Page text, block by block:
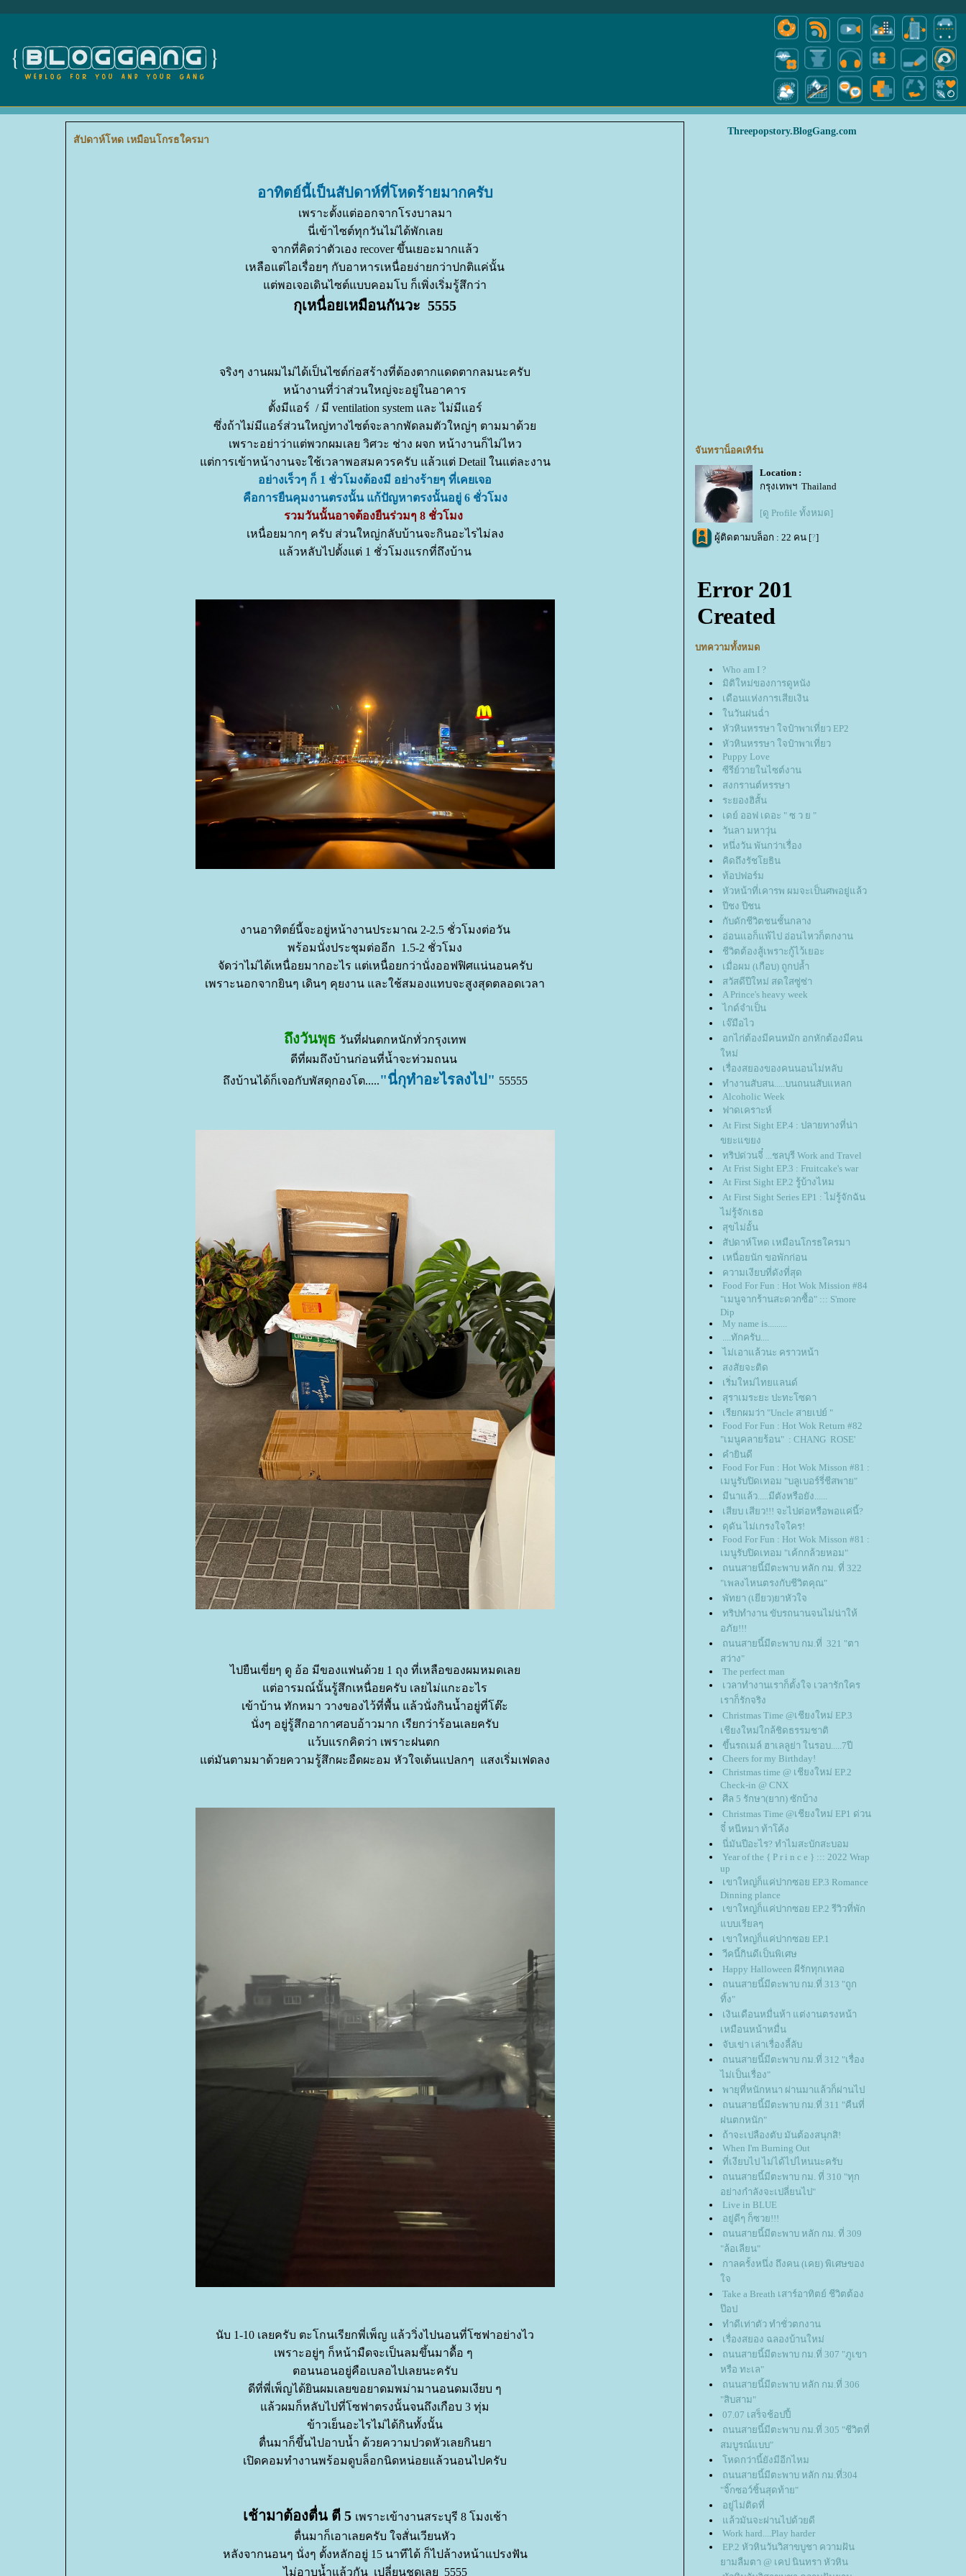
สัปดาห์โหด เหมือนโกรธใครมา
อาทิตย์นี้เป็นสัปดาห์ที่โหดร้ายมากครับ
เพราะตั้งแต่ออกจากโรงบาลมา
นี่เข้าไซต์ทุกวันไม่ได้พักเล
จากที่คิดว่าตัวเอง recover ขึ้นเยอะมากแล้ว
เหลือแต่ไอเรื่อยๆ กับอาหารเหนื่อยง่ายกว่าปกติแค่นั้น
ต่พอเจอเดินไซต์แบบคอมโบ ก็เพิ่งเริ่มรู้สึกว่า
กุเหนื่อยเหมือนกันวะ 5555
จริงๆ งานผมไม่ได้เป็นไซต์ก่อสร้างที่ต้องตากแดดตากลมนะครับ
หน้างานที่ว่าส่วนใหญ่จะอยู่ในอาคาร
ตั้งมีแอร์ / มี ventilation system และ ไม่มีแอร์
ซึ่งถ้าไม่มีแอร์ส่วนใหญ่ทางไซต์จะลากพัดลมตัวใหญ่ๆ ตามมาด้ว
เพราะอย่าว่าแต่พวกผมเลย วิศวะ ช่าง ผจก หน้างานก็ไม่ไหว
ต่การเข้าหน้างานจะใช้เวลาพอสมควรครับ แล้วแต่ Detail ในแต่ละงาน
อย่างเร็วๆ ก็ 1 ชั่วโมงต้องมี อย่างร้ายๆ ที่เคยเจอ
คือการยืนคุมงานตรงนั้น แก้ปัญหาตรงนั้นอยู่ 6 ชั่วโมง
รวมวันนั้นอาจต้องยืนร่วมๆ 8 ชั่วโมง
เหนื่อยมากๆ ครับ ส่วนใหญ่กลับบ้านจะกินอะไรไม่ลง
ล้วหลับไปตั้งแต่ 1 ชั่วโมงแรกที่ถึงบ้าน
งานอาทิตย์นี้จะอยู่หน้างานประมาณ 2-2.5 ชั่วโมงต่อวัน
พร้อมนั่งประชุมต่ออีก 1.5-2 ชั่วโมง
จัดว่าไม่ได้เหนื่อยมากอะไร แต่เหนื่อยกว่านั่งออฟฟิศแน่นอนครับ
เพราะนอกจากยินๆ เดินๆ คุยงาน และใช้สมองแทบจะสูงสุดตลอดเวลา
ถึงวันพุธ วันที่ฝนตกหนักทั่วกรุงเทพ
ดีที่ผมถึงบ้านก่อนที่น้ำจะท่วมถนน
ถึงบ้านได้ก็เจอกับพัสดุกองโต....."นี่กุทำอะไรลงไป" 55555
ไปยืนเขี่ยๆ ดู อ้อ มีของแฟนด้วย 1 ถุง ที่เหลือของผมหมดเล
ต่อารมณ์นั้นรู้สึกเหนื่อยครับ เลยไม่แกะอะไร
เข้าบ้าน ทักหมา วางของไว้ที่พื้น แล้วนั่งกินน้ำอยู่ที่โต๊ะ
นั่งๆ อยู่รู้สึกอากาศอบอ้าวมาก เรียกว่าร้อนเลยครับ
ว้บแรกคิดว่า เพราะฝนตก
ต่มันตามมาด้วยความรู้สึกผะอืดผะอม หัวใจเต้นแปลกๆ แสงเริ่มเฟดลง
นับ 1-10 เลยครับ ตะโกนเรียกพี่เพ็ญ แล้ววิ่งไปนอนที่โซฟาอย่างไว
เพราะอยู่ๆ ก็หน้ามืดจะเป็นลมขึ้นมาดื้อ ๆ
ตอนนอนอยู่คือเบลอไปเลยนะครับ
ดีที่พี่เพ็ญได้ยินผมเลยขอยาดมพม่ามานอนดมเงียบ ๆ
ล้วผมก็หลับไปที่โซฟาตรงนั้นจนถึงเกือบ 3 ทุ่ม
ข้าวเย็นอะไรไม่ได้กินทั้งนั้น
ตื่นมาก็ขึ้นไปอาบน้ำ ด้วยความปวดหัวเลยกินยา
เปิดคอมทำงานพร้อมดูบล็อกนิดหน่อยแล้วนอนไปครับ
เช้ามาต้องตื่น ตี 5 เพราะเข้างานสระบุรี 8 โมงเช้า
ตื่นมาก็เอาเลยครับ ใจสั่นเวียนหัว
หลังจากนอนๆ นั่งๆ ตั้งหลักอยู่ 15 นาทีได้ ก็ไปล้างหน้าแปรงฟัน
ไม่อาบน้ำแล้วกัน เปลี่ยนชุดเลย 5555
Threepopstory.BlogGang.com
จันทราน็อคเทิร์น
Location :
กรุงเทพฯ Thailand
[ดู Profile ทั้งหมด]
ผู้ติดตามบล็อก : 22 คน [?]
บทความทั้งหมด
Who am I ?
มิติใหม่ของการดูหนัง
เดือนแห่งการเสียเงิน
นวันฝนฉ่ำ
หัวหินหรรษา ใจป๋าพาเที่ยว EP2
หัวหินหรรษา ใจป๋าพาเที่ยว
Puppy Love
ซีรีย์วายในไซต์งาน
สงกรานต์หรรษา
ระยองฮิสั้น
เดย์ ออฟ เดอะ " ซ ว ย "
วันลา มหาวุ่น
หนึ่งวัน พันกว่าเรื่อง
คิดถึงรัชโยธิน
ท้อปฟอร์ม
หัวหน้าที่เคารพ ผมจะเป็นศพอยู่แล้ว
ปีชง ปีชน
กับดักชีวิตชนชั้นกลาง
อ่อนแอก็แพ้ไป อ่อนไหวก็ตกงาน
ชีวิตต้องสู้เพราะกู้ไว้เยอะ
เมื่อผม (เกือบ) ถูกปล้ำ
สวัสดีปีใหม่ สดใสซู่ซ่า
A Prince's heavy week
ไกด์จำเป็น
เจ๊มือไว
อกไก่ต้องมีคนหมัก อกหักต้องมีคน
หม่
เรื่องสยองของคนนอนไม่หลับ
ทำงานสับสน.....บนถนนสับแหลก
Alcoholic Week
ฟาดเคราะห์
At First Sight EP.4 : ปลายทางที่น่า
ขยะแขยง
ทริปด่วนจี๋ ...ชลบุรี Work and Travel
At Frist Sight EP.3 : Fruitcake's war
At First Sight EP.2 รู้บ้างไหม
At First Sight Series EP1 : ไม่รู้จักฉัน
ไม่รู้จักเธอ
สุขไม่อั้น
สัปดาห์โหด เหมือนโกรธใครมา
เหนื่อยนัก ขอพักก่อน
ความเงียบที่ดังที่สุด
Food For Fun : Hot Wok Mission #84
"เมนูจากร้านสะดวกซื้อ" ::: S'more
Dip
My name is.........
....ทักครับ....
ไม่เอาแล้วนะ คราวหน้า
สงสัยจะติด
เริ่มใหม่ไทยแลนด์
สุราเมระยะ ปะทะโซดา
เรียกผมว่า "Uncle สายเปย์ "
Food For Fun : Hot Wok Return #82
"เมนูคลายร้อน" : CHANG ROSE'
คำยินดี
Food For Fun : Hot Wok Misson #81 :
เมนูรับปิดเทอม "บลูเบอร์รี่ชีสพาย"
มีนาแล้ว.....มีตังหรือยัง......
เสียบ เสียว!!! จะไปต่อหรือพอแค่นี้?
ดุดัน ไม่เกรงใจใคร!
Food For Fun : Hot Wok Misson #81 :
เมนูรับปิดเทอม "เค้กกล้วยหอม"
ถนนสายนี้มีตะพาบ หลัก กม. ที่ 322
"เพลงไหนตรงกับชีวิตคุณ"
พัทยา (เยียว)ยาหัวใจ
ทริปทำงาน ขับรถนานจนไม่น่าให้
อภัย!!!
ถนนสายนี้มีตะพาบ กม.ที่ 321 "ตา
สว่าง"
The perfect man
เวลาทำงานเราก็ตั้งใจ เวลารักใคร
เราก็รักจริง
Christmas Time @เชียงใหม่ EP.3
เชียงใหม่ใกล้ชิดธรรมชาติ
ขึ้นรถเมล์ ฮาเลลูย่า ในรอบ.....7ปี
Cheers for my Birthday!
Christmas time @ เชียงใหม่ EP.2
Check-in @ CNX
ศีล 5 รักษา(ยาก) ซักบ้าง
Christmas Time @เชียงใหม่ EP1 ด่วน
จี๋ หนีหมา ท้าโค้ง
นี่มันปีอะไร? ทำไมสะบักสะบอม
Year of the { P r i n c e } ::: 2022 Wrap
up
เขาใหญ่ก็แค่ปากซอย EP.3 Romance
Dinning plance
เขาใหญ่ก็แค่ปากซอย EP.2 รีวิวที่พัก
บบเรียลๆ
เขาใหญ่ก็แค่ปากซอย EP.1
วีคนี้กินดีเป็นพิเศษ
Happy Halloween ผีรักทุกเทลอ
ถนนสายนี้มีตะพาบ กม.ที่ 313 "ถูก
ทิ้ง"
เงินเดือนหมื่นห้า แต่งานตรงหน้า
เหมือนหน้าหมื่น
จับเข่า เล่าเรื่องลี้ลับ
ถนนสายนี้มีตะพาบ กม.ที่ 312 "เรื่อง
ไม่เป็นเรื่อง"
พายุที่หนักหนา ผ่านมาแล้วก็ผ่านไป
ถนนสายนี้มีตะพาบ กม.ที่ 311 "คืนที่
ฝนตกหนัก"
ถ้าจะเปลืองตับ มันต้องสนุกสิ!
When I'm Burning Out
ที่เงียบไป ไม่ได้ไปไหนนะครับ
ถนนสายนี้มีตะพาบ กม. ที่ 310 "ทุก
อย่างกำลังจะเปลี่ยนไป"
Live in BLUE
อยู่ดีๆ ก็ซวย!!!
ถนนสายนี้มีตะพาบ หลัก กม. ที่ 309
"ล้อเลียน"
กาลครั้งหนึ่ง ถึงคน (เคย) พิเศษของ
จ
Take a Breath เสาร์อาทิตย์ ชีวิตต้อง
ป๊อป
ทำดีเท่าตัว ทำชั่วตกงาน
เรื่องสยอง ฉลองบ้านใหม่
ถนนสายนี้มีตะพาบ กม.ที่ 307 "ภูเขา
หรือ ทะเล"
ถนนสายนี้มีตะพาบ หลัก กม.ที่ 306
"สิบสาม"
07.07 เสร็จช้อปปี้
ถนนสายนี้มีตะพาบ กม.ที่ 305 "ชีวิตที่
สมบูรณ์แบบ"
หดกว่านี้ยังมีอีกไหม
ถนนสายนี้มีตะพาบ หลัก กม.ที่304
"จิ๊กซอว์ชิ้นสุดท้าย"
อยู่ไม่ติดที่
ล้วมันจะผ่านไปด้วยดี
Work hard....Play harder
EP.2 หัวหินวันวิสาขบูชา ความฝัน
ามลืมตา @ เคป นินทรา หัวหิน